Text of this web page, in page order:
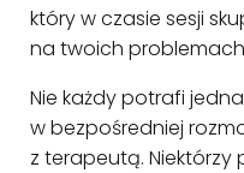
który w czasie sesji
na twoich
Nie każdy potrafi
w bezpośredniej
z terapeutą.